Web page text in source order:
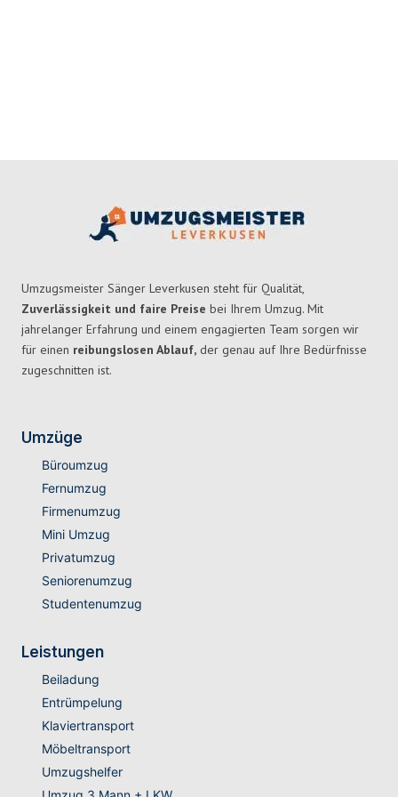
Umzugsmeister Sänger Leverkusen steht für Qualität,
Zuverlässigkeit und faire Preise bei Ihrem Umzug. Mit
jahrelanger Erfahrung und einem engagierten Team sorgen wir
für einen reibungslosen Ablauf, der genau auf Ihre Bedürfnisse
zugeschnitten ist.
Umzüge
Büroumzug
Fernumzug
Firmenumzug
Mini Umzug
Privatumzug
Seniorenumzug
Studentenumzug
Leistungen
Beiladung
Entrümpelung
Klaviertransport
Möbeltransport
Umzugshelfer